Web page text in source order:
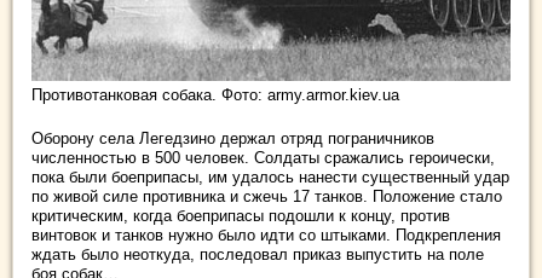
Противотанковая собака. Фото: army.armor.kiev.ua
Оборону села Легедзино держал отряд пограничников
численностью в 500 человек. Солдаты сражались героически,
пока были боеприпасы, им удалось нанести существенный удар
по живой силе противника и сжечь 17 танков. Положение стало
критическим, когда боеприпасы подошли к концу, против
винтовок и танков нужно было идти со штыками. Подкрепления
ждать было неоткуда, последовал приказ выпустить на поле
боя собак…